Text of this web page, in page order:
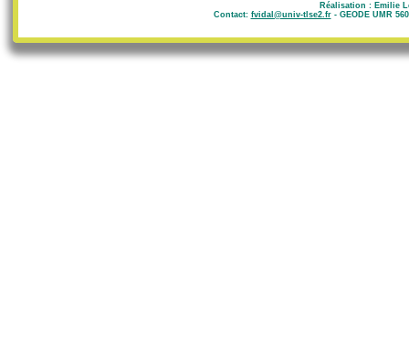
Réalisation : Emilie
Contact: fvidal@univ-tlse2.fr- GEODE UMR